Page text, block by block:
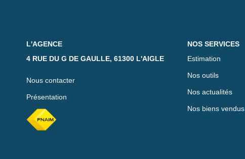
L'AGENCE
4 RUE DU G DE GAULLE, 61300 L'AIGLE
Nous contacter
Présentation
NOS SERVICES
Estimation
Nos outils
Nos actualités
Nos biens vendus